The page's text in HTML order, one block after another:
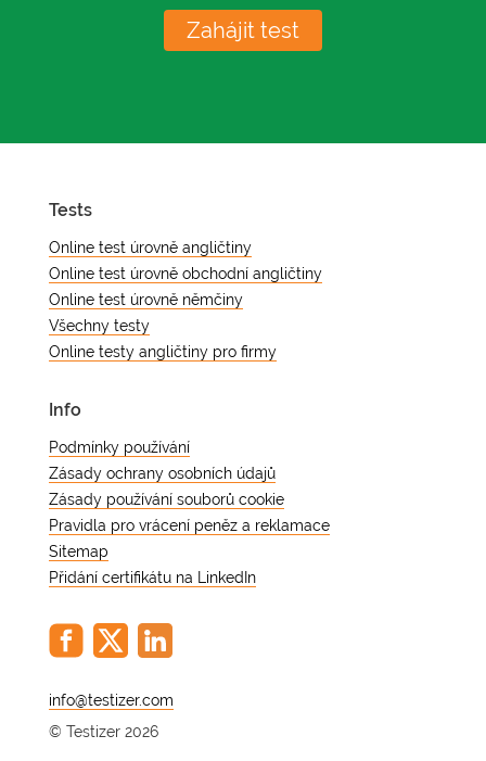
Zahájit test
Tests
Online test úrovně angličtiny
Online test úrovně obchodní angličtiny
Online test úrovně němčiny
Všechny testy
Online testy angličtiny pro firmy
Info
Podmínky používání
Zásady ochrany osobních údajů
Zásady používání souborů cookie
Pravidla pro vrácení peněz a reklamace
Sitemap
Přidání certifikátu na LinkedIn
@
© Testizer 2026